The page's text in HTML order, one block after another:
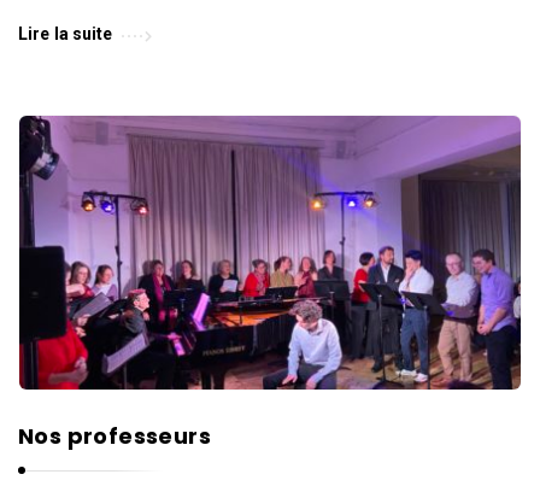
Lire la suite
Nos professeurs